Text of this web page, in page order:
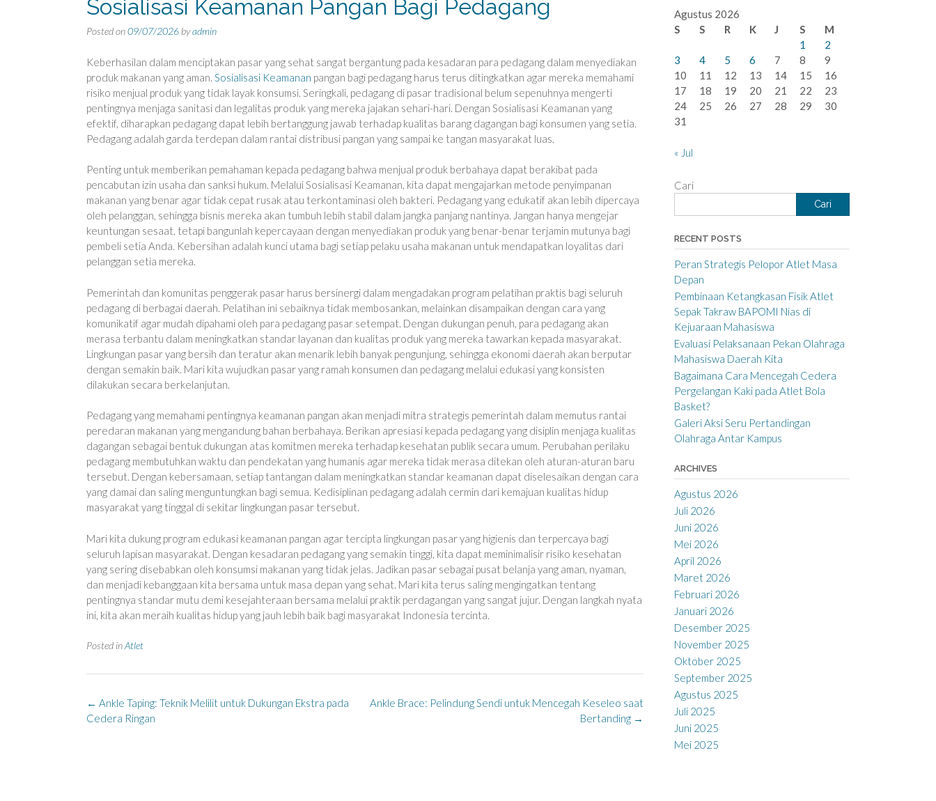
Sosialisasi Keamanan Pangan Bagi Pedagang
Posted on09/07/2026 byadmin
Keberhasilan dalam menciptakan pasar yang sehat sangat bergantung pada kesadaran para pedagang dalam menyediakan
produk makanan yang aman. Sosialisasi Keamanan pangan bagi pedagang harus terus ditingkatkan agar mereka memahami
risiko menjual produk yang tidak layak konsumsi. Seringkali, pedagang di pasar tradisional belum sepenuhnya mengerti
pentingnya menjaga sanitasi dan legalitas produk yang mereka jajakan sehari-hari. Dengan Sosialisasi Keamanan yang
efektif, diharapkan pedagang dapat lebih bertanggung jawab terhadap kualitas barang dagangan bagi konsumen yang setia.
Pedagang adalah garda terdepan dalam rantai distribusi pangan yang sampai ke tangan masyarakat luas.
Penting untuk memberikan pemahaman kepada pedagang bahwa menjual produk berbahaya dapat berakibat pada
pencabutan izin usaha dan sanksi hukum. Melalui Sosialisasi Keamanan, kita dapat mengajarkan metode penyimpanan
makanan yang benar agar tidak cepat rusak atau terkontaminasi oleh bakteri. Pedagang yang edukatif akan lebih dipercaya
oleh pelanggan, sehingga bisnis mereka akan tumbuh lebih stabil dalam jangka panjang nantinya. Jangan hanya mengejar
keuntungan sesaat, tetapi bangunlah kepercayaan dengan menyediakan produk yang benar-benar terjamin mutunya bagi
pembeli setia Anda. Kebersihan adalah kunci utama bagi setiap pelaku usaha makanan untuk mendapatkan loyalitas dari
pelanggan setia mereka.
Pemerintah dan komunitas penggerak pasar harus bersinergi dalam mengadakan program pelatihan praktis bagi seluruh
pedagang di berbagai daerah. Pelatihan ini sebaiknya tidak membosankan, melainkan disampaikan dengan cara yang
komunikatif agar mudah dipahami oleh para pedagang pasar setempat. Dengan dukungan penuh, para pedagang akan
merasa terbantu dalam meningkatkan standar layanan dan kualitas produk yang mereka tawarkan kepada masyarakat.
Lingkungan pasar yang bersih dan teratur akan menarik lebih banyak pengunjung, sehingga ekonomi daerah akan berputar
dengan semakin baik. Mari kita wujudkan pasar yang ramah konsumen dan pedagang melalui edukasi yang konsisten
dilakukan secara berkelanjutan.
Pedagang yang memahami pentingnya keamanan pangan akan menjadi mitra strategis pemerintah dalam memutus rantai
peredaran makanan yang mengandung bahan berbahaya. Berikan apresiasi kepada pedagang yang disiplin menjaga kualitas
dagangan sebagai bentuk dukungan atas komitmen mereka terhadap kesehatan publik secara umum. Perubahan perilaku
pedagang membutuhkan waktu dan pendekatan yang humanis agar mereka tidak merasa ditekan oleh aturan-aturan baru
tersebut. Dengan kebersamaan, setiap tantangan dalam meningkatkan standar keamanan dapat diselesaikan dengan cara
yang damai dan saling menguntungkan bagi semua. Kedisiplinan pedagang adalah cermin dari kemajuan kualitas hidup
masyarakat yang tinggal di sekitar lingkungan pasar tersebut.
Mari kita dukung program edukasi keamanan pangan agar tercipta lingkungan pasar yang higienis dan terpercaya bagi
seluruh lapisan masyarakat. Dengan kesadaran pedagang yang semakin tinggi, kita dapat meminimalisir risiko kesehatan
yang sering disebabkan oleh konsumsi makanan yang tidak jelas. Jadikan pasar sebagai pusat belanja yang aman, nyaman,
dan menjadi kebanggaan kita bersama untuk masa depan yang sehat. Mari kita terus saling mengingatkan tentang
pentingnya standar mutu demi kesejahteraan bersama melalui praktik perdagangan yang sangat jujur. Dengan langkah nyata
ini, kita akan meraih kualitas hidup yang jauh lebih baik bagi masyarakat Indonesia tercinta.
Posted inAtlet
Post
navigation
Ankle Brace: Pelindung Sendi untuk Mencegah Keseleo saat
Bertanding →
← Ankle Taping: Teknik Melilit untuk Dukungan Ekstra pada
Cedera Ringan
Agustus 2026
S
S R K J S
M
1
2
3
4 5 6 7 8
9
10
11 12 13 14 15
16
17
18 19 20 21 22
23
24
25 26 27 28 29
30
31
« Jul
Cari
Cari
RECENT POSTS
Peran Strategis Pelopor Atlet Masa
Depan
Pembinaan Ketangkasan Fisik Atlet
Sepak Takraw BAPOMI Nias di
Kejuaraan Mahasiswa
Evaluasi Pelaksanaan Pekan Olahraga
Mahasiswa Daerah Kita
Bagaimana Cara Mencegah Cedera
Pergelangan Kaki pada Atlet Bola
Basket?
Galeri Aksi Seru Pertandingan
Olahraga Antar Kampus
ARCHIVES
Agustus 2026
Juli 2026
Juni 2026
Mei 2026
April 2026
Maret 2026
Februari 2026
Januari 2026
Desember 2025
November 2025
Oktober 2025
September 2025
Agustus 2025
Juli 2025
Juni 2025
Mei 2025